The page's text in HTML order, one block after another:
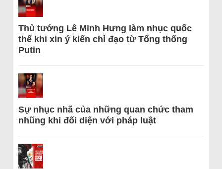
Thủ tướng Lê Minh Hưng làm nhục quốc
thể khi xin ý kiến chỉ đạo từ Tổng thống
Putin
Sự nhục nhã của những quan chức tham
nhũng khi đối diện với pháp luật